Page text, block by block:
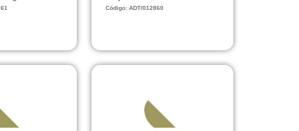
Código: ADT/012860